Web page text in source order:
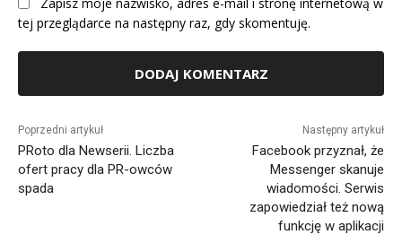
tej przeglądarce na następny raz, gdy skomentuję.
Poprzedni artykuł
PRoto dla Newserii. Liczba
ofert pracy dla PR-owców
spada
Następny artykuł
Facebook przyznał, że
Messenger skanuje
wiadomości. Serwis
zapowiedział też nową
funkcję w aplikacji